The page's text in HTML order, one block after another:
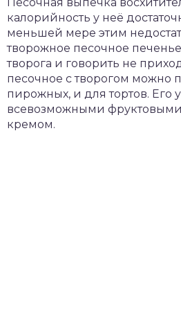
калорийность у неё
меньшей мере этим
творожное песочное
творога и говорить не
песочное с творогом можно
пирожных, и для тортов. Его
всевозможными
кремом.